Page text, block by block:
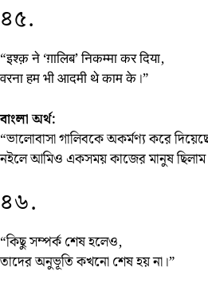
৪৫.
“इश्क़ ने ‘ग़ालिब’ निकम्मा कर दिया,
वरना हम भी आदमी थे काम के।”
বাংলা অর্থ:
“ভালোবাসা গালিবকে অকর্মণ্য করে
নইলে আমিও একসময় কাজের মানুষ
৪৬.
“কিছু সম্পর্ক শেষ হলেও,
তাদের অনুভূতি কখনো শেষ হয় না।”